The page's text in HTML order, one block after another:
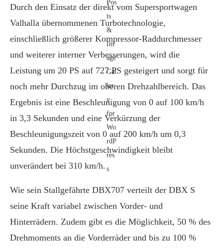
Durch den Einsatz der direkt vom Supersportwagen
Valhalla übernommenen Turbotechnologie,
einschließlich größerer Kompressor-Raddurchmesser
und weiterer interner Verbesserungen, wird die
Leistung um 20 PS auf 727 PS gesteigert und sorgt für
noch mehr Durchzug im oberen Drehzahlbereich. Das
Ergebnis ist eine Beschleunigung von 0 auf 100 km/h
in 3,3 Sekunden und eine Verkürzung der
Beschleunigungszeit von 0 auf 200 km/h um 0,3
Sekunden. Die Höchstgeschwindigkeit bleibt
unverändert bei 310 km/h.
Wie sein Stallgefährte DBX707 verteilt der DBX S
seine Kraft variabel zwischen Vorder- und
Hinterrädern. Zudem gibt es die Möglichkeit, 50 % des
Drehmoments an die Vorderräder und bis zu 100 %